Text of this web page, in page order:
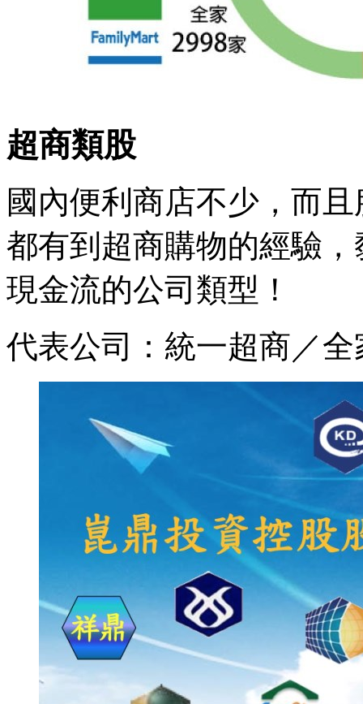
超商類股
國內便利商店不少，而
都有到超商購物的經驗
現金流的公司類型！
代表公司：統一超商／